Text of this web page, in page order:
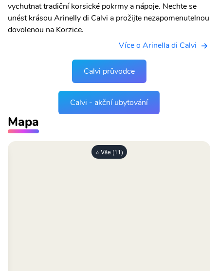
vychutnat tradiční korsické pokrmy a nápoje. Nechte se
unést krásou Arinelly di Calvi a prožijte nezapomenutelnou
dovolenou na Korzice.
Více o Arinella di Calvi
Calvi průvodce
Calvi - akční ubytování
Mapa
⭐ Vše (11)